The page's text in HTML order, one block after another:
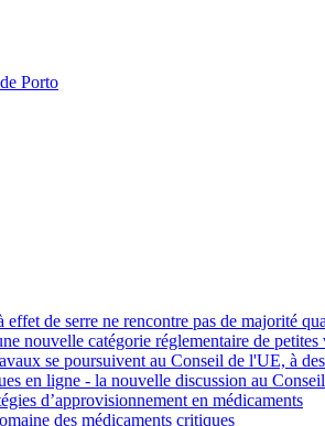
Porto
de serre ne rencontre pas de majorité
nouvelle catégorie réglementaire de
se poursuivent au Conseil de l'UE, à
en ligne - la nouvelle discussion au
d’approvisionnement en médicaments
des médicaments critiques